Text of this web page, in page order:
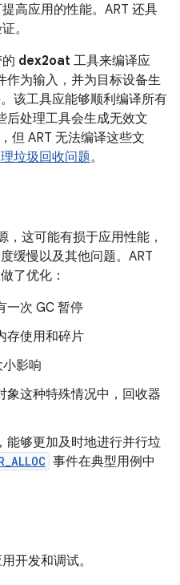
高应用的性能。ART 还具
。
dex2oat 工具来编译应
作为输入，并为目标设备生
该工具应能够顺利编译所有
后处理工具会生成无效文
但 ART 无法编译这些文
垃圾回收问题。
，这可能有损于应用性能，
缓慢以及其他问题。ART
了优化：
一次 GC 暂停
存使用和碎片
影响
象这种特殊情况中，回收器
能够更加及时地进行并行垃
事件在典型用例中
开发和调试。